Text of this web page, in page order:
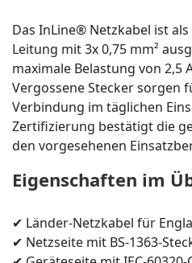
Das InLine® Netzkabel ist
Leitung mit 3x 0,75 mm²
maximale Belastung von 2,5
Vergossene Stecker sorgen
Verbindung im täglichen
Zertifizierung bestätigt die
den vorgesehenen
Eigenschaften im
✔ Länder-Netzkabel für
✔ Netzseite mit BS-1363-